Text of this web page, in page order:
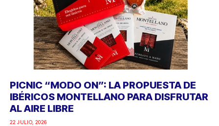
PICNIC “MODO ON”: LA PROPUESTA DE
IBÉRICOS MONTELLANO PARA DISFRUTAR
AL AIRE LIBRE
22 JULIO, 2026